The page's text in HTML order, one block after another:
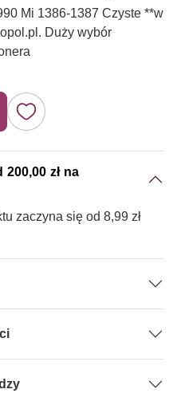
Mi 1386-1387 Czyste **w
Duży wybór
zł na
zaczyna się od 8,99 zł